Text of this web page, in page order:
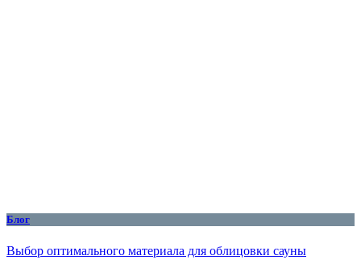
Блог
Выбор оптимального материала для облицовки сауны